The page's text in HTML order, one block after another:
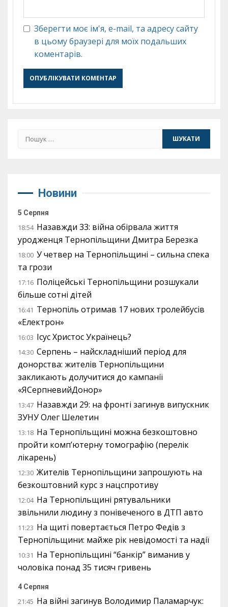
Зберегти моє ім'я, e-mail, та адресу сайту
в цьому браузері для моїх подальших
коментарів.
Пошук:
Новини
5 Серпня
18:54 Назавжди 33: війна обірвала життя
уродженця Тернопільщини Дмитра Березка
18:00 У четвер на Тернопільщині – сильна спека
та грози
17:16 Поліцейські Тернопільщини розшукали
більше сотні дітей
16:41 Тернопіль отримав 17 нових тролейбусів
«Електрон»
16:03 Ісус Христос Українець?
14:30 Серпень – найскладніший період для
донорства: жителів Тернопільщини
закликають долучитися до кампанії
«ЯСерпневийДонор»
13:47 Назавжди 29: на фронті загинув випускник
ЗУНУ Олег Шелетин
13:18 На Тернопільщині можна безкоштовно
пройти комп’ютерну томографію (перелік
лікарень)
12:30 Жителів Тернопільщини запрошують на
безкоштовний курс з нацспротиву
12:04 На Тернопільщині рятувальники
звільнили людину з понівеченого в ДТП авто
11:23 На щиті повертається Петро Федів з
Тернопільщини: майже рік невідомості та надії
10:31 На Тернопільщині “банкір” виманив у
чоловіка понад 35 тисяч гривень
4 Серпня
21:45 На війні загинув Володимир Паламарчук: